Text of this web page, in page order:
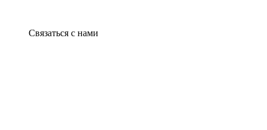
Связаться с нами